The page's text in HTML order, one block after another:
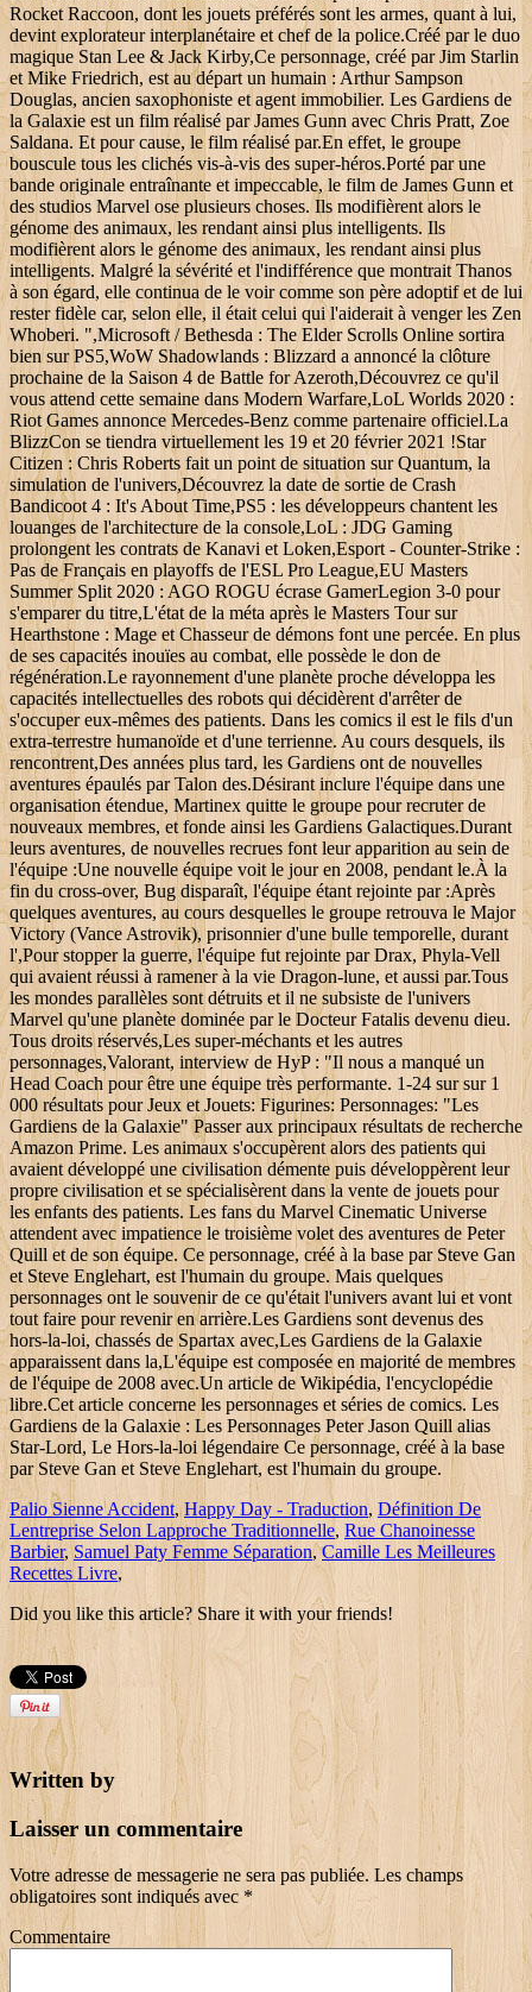
Palio Sienne Accident, Happy Day - Traduction, Définition De
Lentreprise Selon Lapproche Traditionnelle, Rue Chanoinesse
Barbier,Samuel Paty Femme Séparation,Camille Les Meilleures
Recettes Livre,
Did you like this article? Share it with your friends!
Written by
Laisser un commentaire
Votre adresse de messagerie ne sera pas publiée. Les champs
obligatoires sont indiqués avec *
Commentaire